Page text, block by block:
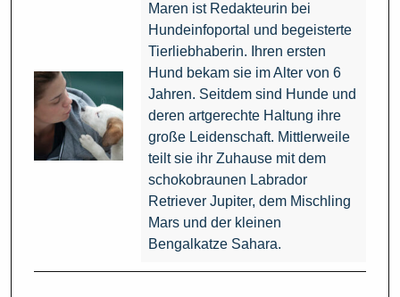
Maren ist Redakteurin bei
Hundeinfoportal und begeisterte
Tierliebhaberin. Ihren ersten
Hund bekam sie im Alter von 6
Jahren. Seitdem sind Hunde und
deren artgerechte Haltung ihre
große Leidenschaft. Mittlerweile
teilt sie ihr Zuhause mit dem
schokobraunen Labrador
Retriever Jupiter, dem Mischling
Mars und der kleinen
Bengalkatze Sahara.